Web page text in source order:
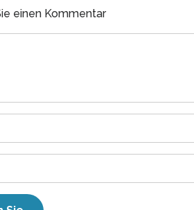
einen Kommentar